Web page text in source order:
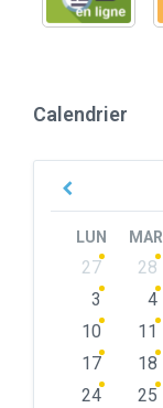
Calendrier
Previous
LUN MAR
Skip
calendar
27 28
3
4
10
11
17
18
24
25